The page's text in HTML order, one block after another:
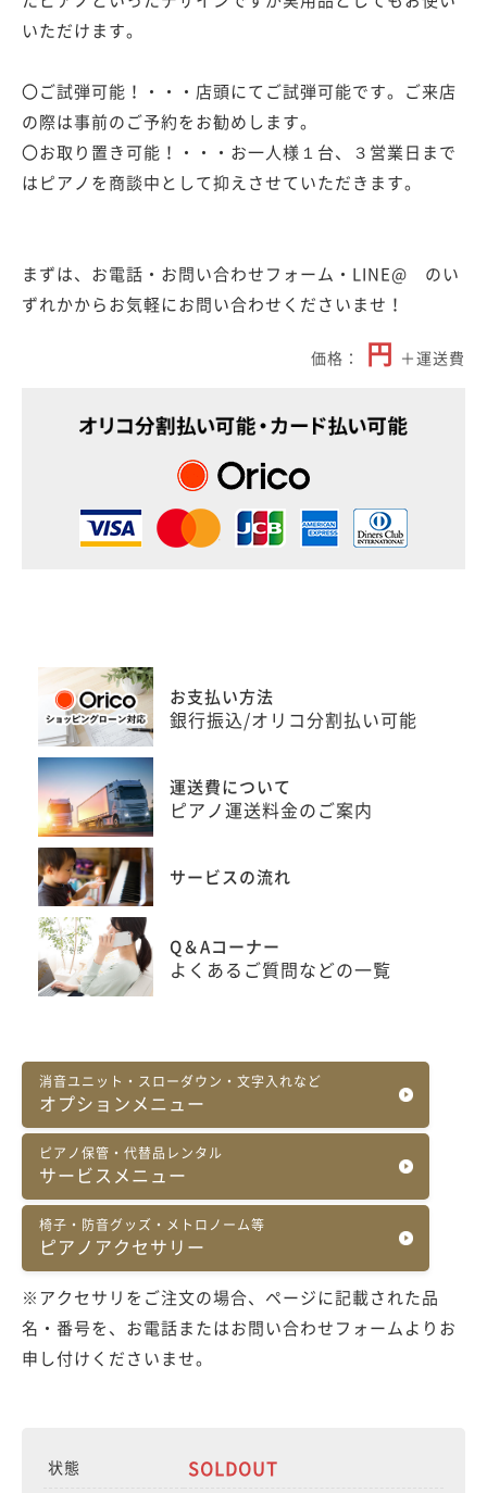
いただけます。
〇ご試弾可能！・・・店頭にてご試弾可能です。ご来店
の際は事前のご予約をお勧めします。
〇お取り置き可能！・・・お一人様１台、３営業日まで
はピアノを商談中として抑えさせていただきます。
まずは、お電話・お問い合わせフォーム・LINE@ のい
ずれかからお気軽にお問い合わせくださいませ！
円 ＋運送費
お支払い方法
銀行振込/オリコ分割払い可能
運送費について
ピアノ運送料金のご案内
サービスの流れ
Q＆Aコーナー
よくあるご質問などの一覧
消音ユニット・スローダウン・文字入れなど
オプションメニュー
ピアノ保管・代替品レンタル
サービスメニュー
椅子・防音グッズ・メトロノーム等
ピアノアクセサリー
※アクセサリをご注文の場合、ページに記載された品
名・番号を、お電話またはお問い合わせフォームよりお
申し付けくださいませ。
状態 SOLDOUT